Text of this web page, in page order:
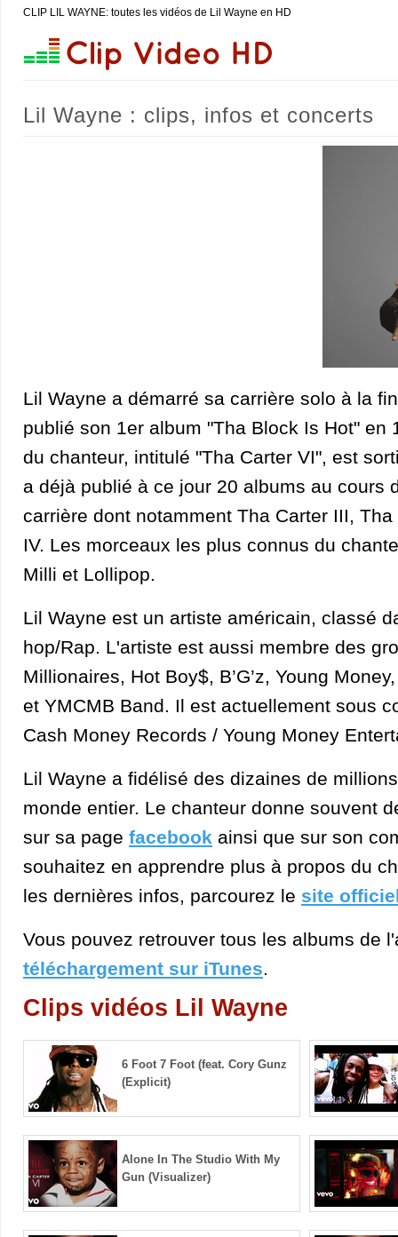
CLIP LIL WAYNE: toutes les vidéos de Lil Wayne en HD
Lil Wayne : clips, infos et concerts
Lil Wayne a démarré sa carrière solo à la
publié son 1er album "Tha Block Is Hot" en
du chanteur, intitulé "Tha Carter VI", est
a déjà publié à ce jour 20 albums au cours
carrière dont notamment Tha Carter III,
IV. Les morceaux les plus connus du
Milli et Lollipop.
Lil Wayne est un artiste américain, classé
hop/Rap. L'artiste est aussi membre des
Millionaires, Hot Boy$, B’G’z, Young
et YMCMB Band. Il est actuellement sous
Cash Money Records / Young Money
Lil Wayne a fidélisé des dizaines de
monde entier. Le chanteur donne souvent
sur sa page facebook ainsi que sur son
souhaitez en apprendre plus à propos du
les dernières infos, parcourez le site
Vous pouvez retrouver tous les albums de
téléchargement sur iTunes.
Clips vidéos Lil Wayne
6 Foot 7 Foot (feat. Cory Gunz
(Explicit)
Alone In The Studio With My
Gun (Visualizer)